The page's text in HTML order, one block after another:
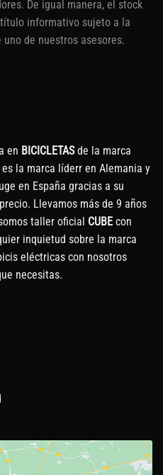
De igual manera, el stock
informativo sujeto a la
de nuestros asesores.
en BICICLETASde la marca
es la marca líderr en Alemania y
en España gracias a su
Llevamos más de 9 años
taller oficial CUBE con
inquietud sobre la marca
eléctricas con nosotros
necesitas.